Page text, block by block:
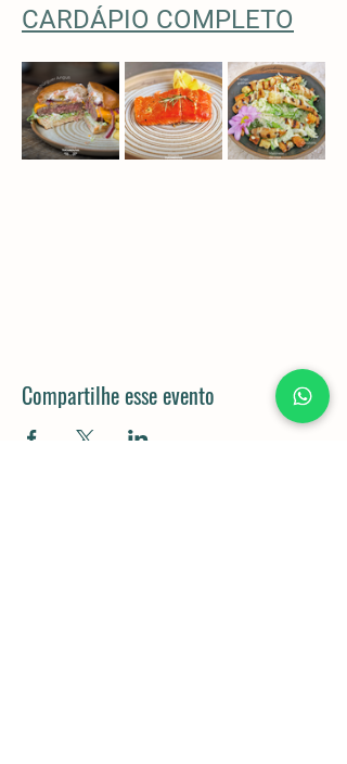
CARDÁPIO COMPLETO
Compartilhe esse evento